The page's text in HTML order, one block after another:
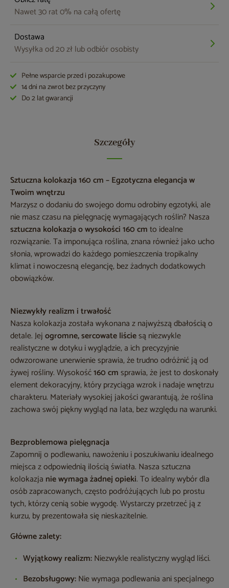
Nawet 30 rat 0% na całą ofertę
Dostawa
Wysyłka od 20 zł lub odbiór osobisty
Pełne wsparcie przed i pozakupowe
14 dni na zwrot bez przyczyny
Do 2 lat gwarancji
Szczegóły
Sztuczna kolokazja 160 cm – Egzotyczna elegancja w
Twoim wnętrzu
Marzysz o dodaniu do swojego domu odrobiny egzotyki, ale
nie masz czasu na pielęgnację wymagających roślin? Nasza
sztuczna kolokazja o wysokości 160 cmto idealne
rozwiązanie. Ta imponująca roślina, znana również jako ucho
słonia, wprowadzi do każdego pomieszczenia tropikalny
klimat i nowoczesną elegancję, bez żadnych dodatkowych
obowiązków.
Niezwykły realizm i trwałość
Nasza kolokazja została wykonana z najwyższą dbałością o
detale. Jejogromne, sercowate liściesą niezwykle
realistyczne w dotyku i wyglądzie, a ich precyzyjnie
odwzorowane unerwienie sprawia, że trudno odróżnić ją od
żywej rośliny. Wysokość160 cmsprawia, że jest to doskonały
element dekoracyjny, który przyciąga wzrok i nadaje wnętrzu
charakteru. Materiały wysokiej jakości gwarantują, że roślina
zachowa swój piękny wygląd na lata, bez względu na warunki.
Bezproblemowa pielęgnacja
Zapomnij o podlewaniu, nawożeniu i poszukiwaniu idealnego
miejsca z odpowiednią ilością światła. Nasza sztuczna
kolokazja nie wymaga żadnej opieki. To idealny wybór dla
osób zapracowanych, często podróżujących lub po prostu
tych, którzy cenią sobie wygodę. Wystarczy przetrzeć ją z
kurzu, by prezentowała się nieskazitelnie.
Główne zalety:
Wyjątkowy realizm:Niezwykle realistyczny wygląd liści.
Bezobsługowy:Nie wymaga podlewania ani specjalnego